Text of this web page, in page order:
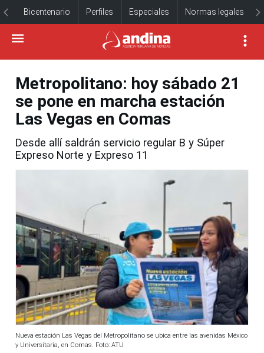
Bicentenario Perfiles Especiales Normas legales
Metropolitano: hoy sábado 21
se pone en marcha estación
Las Vegas en Comas
Desde allí saldrán servicio regular B y Súper
Expreso Norte y Expreso 11
Nueva estación Las Vegas del Metropolitano se ubica entre las avenidas México
y Universitaria, en Comas. Foto: ATU